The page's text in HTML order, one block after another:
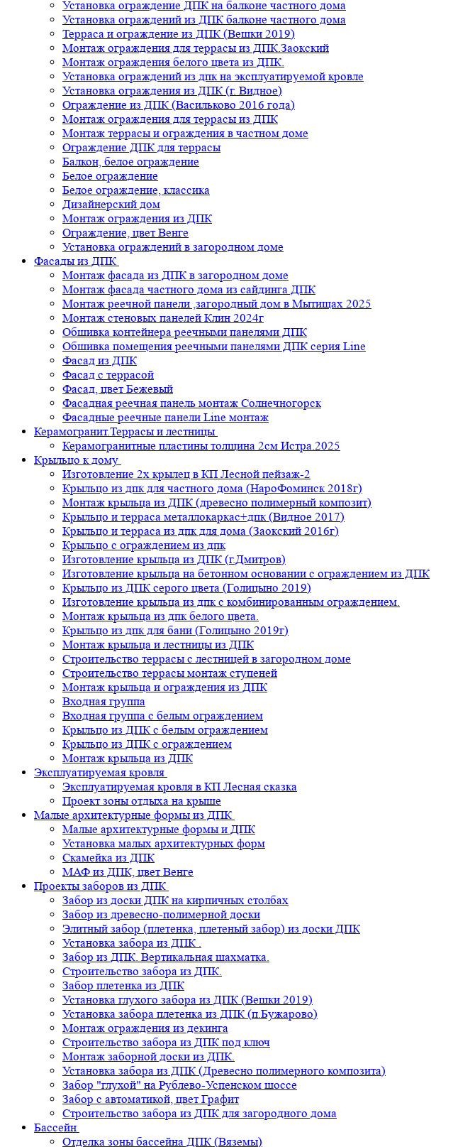
Установка ограждение ДПК на балконе частного дома
Установка ограждений из ДПК балконе частного дома
Терраса и ограждение из ДПК (Вешки 2019)
Монтаж ограждения для террасы из ДПК.Заокский
Монтаж ограждения белого цвета из ДПК.
Установка ограждений из дпк на эксплуатируемой кровле
Установка ограждения из ДПК (г. Видное)
Ограждение из ДПК (Васильково 2016 года)
Монтаж ограждения для террасы из ДПК
Монтаж террасы и ограждения в частном доме
Ограждение ДПК для террасы
Балкон, белое ограждение
Белое ограждение
Белое ограждение, классика
Дизайнерский дом
Монтаж ограждения из ДПК
Ограждение, цвет Венге
Установка ограждений в загородном доме
Фасады из ДПК
Монтаж фасада из ДПК в загородном доме
Монтаж фасада частного дома из сайдинга ДПК
Монтаж реечной панели ,загородный дом в Мытищах 2025
Монтаж стеновых панелей Клин 2024г
Обшивка контейнера реечными панелями ДПК
Обшивка помещения реечными панелями ДПК серия Line
Фасад из ДПК
Фасад с террасой
Фасад, цвет Бежевый
Фасадная реечная панель монтаж Солнечногорск
Фасадные реечные панели Line монтаж
Керамогранит.Террасы и лестницы
Керамогранитные пластины толщина 2см Истра.2025
Крыльцо к дому
Изготовление 2х крылец в КП Лесной пейзаж-2
Крыльцо из дпк для частного дома (НароФоминск 2018г)
Монтаж крыльца из ДПК (древесно полимерный композит)
Крыльцо и терраса металлокаркас+дпк (Видное 2017)
Крыльцо и терраса из дпк для дома (Заокский 2016г)
Крыльцо с ограждением из дпк
Изготовление крыльца из ДПК (г.Дмитров)
Изготовление крыльца на бетонном основании с ограждением из ДПК
Крыльцо из ДПК серого цвета (Голицыно 2019)
Изготовление крыльца из дпк с комбинированным ограждением.
Монтаж крыльца из дпк белого цвета.
Крыльцо из дпк для бани (Голицыно 2019г)
Монтаж крыльца и лестницы из ДПК
Строительство террасы с лестницей в загородном доме
Строительство террасы монтаж ступеней
Монтаж крыльца и ограждения из ДПК
Входная группа
Входная группа с белым ограждением
Крыльцо из ДПК с белым ограждением
Крыльцо из ДПК с ограждением
Монтаж крыльца из ДПК
Эксплуатируемая кровля
Эксплуатируемая кровля в КП Лесная сказка
Проект зоны отдыха на крыше
Малые архитектурные формы из ДПК
Малые архитектурные формы и ДПК
Установка малых архитектурных форм
Скамейка из ДПК
МАФ из ДПК, цвет Венге
Проекты заборов из ДПК
Забор из доски ДПК на кирпичных столбах
Забор из древесно-полимерной доски
Элитный забор (плетенка, плетеный забор) из доски ДПК
Установка забора из ДПК .
Забор из ДПК. Вертикальная шахматка.
Строительство забора из ДПК.
Забор плетенка из ДПК
Установка глухого забора из ДПК (Вешки 2019)
Установка забора плетенка из ДПК (п.Бужарово)
Монтаж ограждения из декинга
Строительство забора из ДПК под ключ
Монтаж заборной доски из ДПК.
Установка забора из ДПК (Древесно полимерного композита)
Забор "глухой" на Рублево-Успенском шоссе
Забор с автоматикой, цвет Графит
Строительство забора из ДПК для загородного дома
Бассейн
Отделка зоны бассейна ДПК (Вяземы)